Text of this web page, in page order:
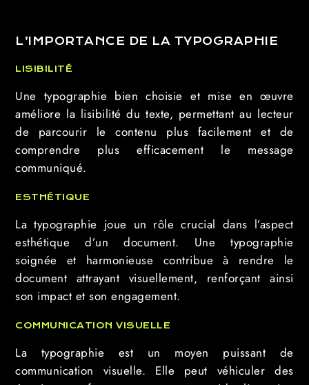
L’IMPORTANCE DE LA TYPOGRAPHIE
LISIBILITÉ
Une typographie bien choisie et mise en œuvre
améliore la lisibilité du texte, permettant au lecteur
de parcourir le contenu plus facilement et de
comprendre plus efficacement le message
communiqué.
ESTHÉTIQUE
La typographie joue un rôle crucial dans l’aspect
esthétique d’un document. Une typographie
soignée et harmonieuse contribue à rendre le
document attrayant visuellement, renforçant ainsi
son impact et son engagement.
COMMUNICATION VISUELLE
La typographie est un moyen puissant de
communication visuelle. Elle peut véhiculer des